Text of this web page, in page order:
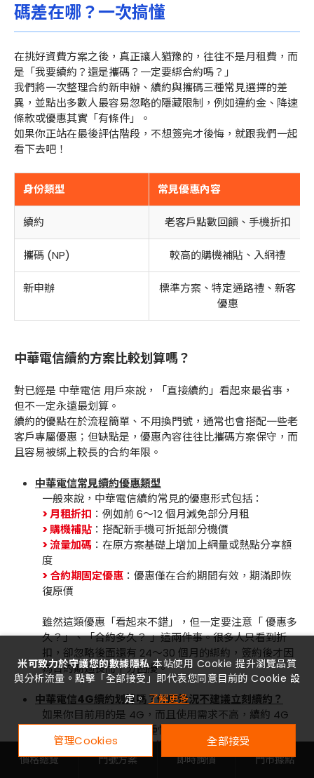
碼差在哪？一次搞懂
在挑好資費方案之後，真正讓人猶豫的，往往不是月租費，而
是「我要續約？還是攜碼？一定要綁合約嗎？」
我們將一次整理合約新申辦、續約與攜碼三種常見選擇的差
異，並點出多數人最容易忽略的隱藏限制，例如違約金、降速
條款或優惠其實「有條件」。
如果你正站在最後評估階段，不想簽完才後悔，就跟我們一起
看下去吧！
身份類型 常見優惠內容
續約 老客戶點數回饋、手機折扣
攜碼 (NP) 較高的購機補貼、入網禮
新申辦
標準方案、特定通路禮、新客
優惠
中華電信續約方案比較划算嗎？
對已經是 中華電信 用戶來說，「直接續約」看起來最省事，
但不一定永遠最划算。
續約的優點在於流程簡單、不用換門號，通常也會搭配一些老
客戶專屬優惠；但缺點是，優惠內容往往比攜碼方案保守，而
且容易被綁上較長的合約年限。
中華電信常見續約優惠類型
一般來說，中華電信續約常見的優惠形式包括：
> 月租折扣 ：例如前 6～12 個月減免部分月租
> 購機補貼：搭配新手機可折抵部分機價
> 流量加碼 ：在原方案基礎上增加上網量或熱點分享額
度
> 合約期固定優惠 ：優惠僅在合約期間有效，期滿即恢
復原價
雖然這類優惠「看起來不錯」，但一定要注意「 優惠多
久？」、「合約多久？ 」這兩件事。很多人只看到折
扣，卻忽略後面還有 24～30 個月的綁約，簽約後才因
為合約期過長而十分困擾。
中華電信4G續約划算嗎？什麼情況不建議立刻續約？
如果你目前用的是 4G，而且使用需求不高，續約 4G
並不是不行，但以下幾種情況，建議先別急著續：
> 原本方案已經接近「停售方案」，續約後彈性反而變
小
價格總覽 門號方案 即時詢價 門市據點
米可致力於守護您的數據隱私本站使用 Cookie 提升瀏覽品質
與分析流量。點擊「全部接受」即代表您同意目前的 Cookie 設
定。 了解更多
管理Cookies 全部接受